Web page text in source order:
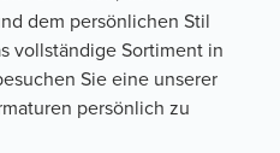
dem persönlichen Stil
vollständige Sortiment in
Sie eine unserer
persönlich zu